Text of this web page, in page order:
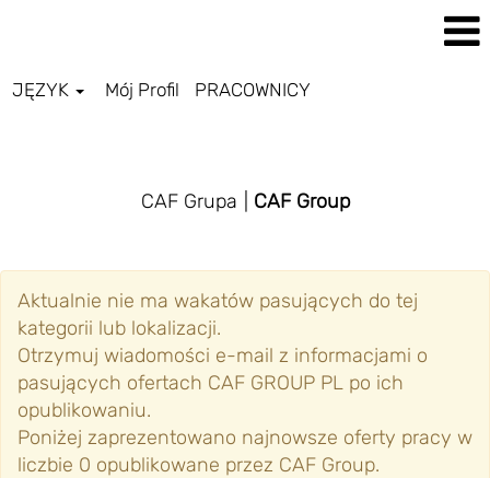
JĘZYK Mój Profil PRACOWNICY
CAF Grupa CAF Group
Aktualnie nie ma wakatów pasujących do tej
kategorii lub lokalizacji.
Otrzymuj wiadomości e-mail z informacjami o
pasujących ofertach CAF GROUP PL po ich
opublikowaniu.
Poniżej zaprezentowano najnowsze oferty pracy w
liczbie 0 opublikowane przez CAF Group.